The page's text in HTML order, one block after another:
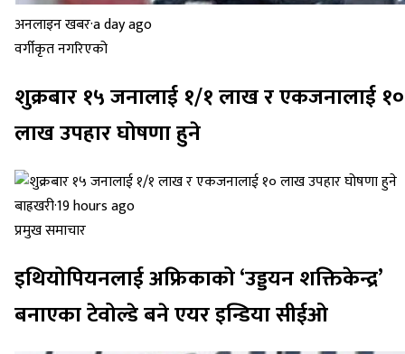
अनलाइन खबर·a day ago
वर्गीकृत नगरिएको
शुक्रबार १५ जनालाई १/१ लाख र एकजनालाई १०
लाख उपहार घोषणा हुने
बाह्रखरी·19 hours ago
प्रमुख समाचार
इथियोपियनलाई अफ्रिकाको ‘उड्डयन शक्तिकेन्द्र’
बनाएका टेवोल्डे बने एयर इन्डिया सीईओ